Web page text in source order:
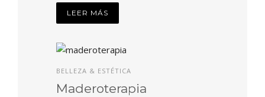
LEER MÁS
BELLEZA & ESTÉTICA
Maderoterapia